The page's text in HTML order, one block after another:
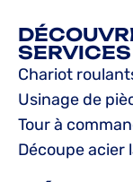
Chariot
Usinage de
Tour à
Découpe acier